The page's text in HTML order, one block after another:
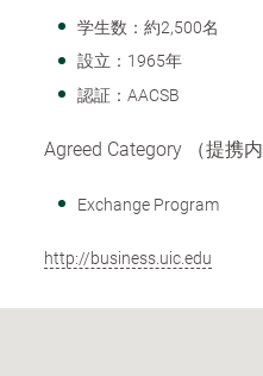
学生数：約2,500名
設立：1965年
認証：AACSB
Agreed Category （提携
Exchange Program
http://business.uic.edu